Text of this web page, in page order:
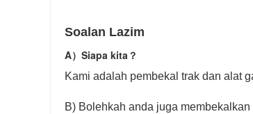
Soalan Lazim
A） Siapa kita？
Kami adalah pembekal trak dan alat
B) Bolehkah anda juga